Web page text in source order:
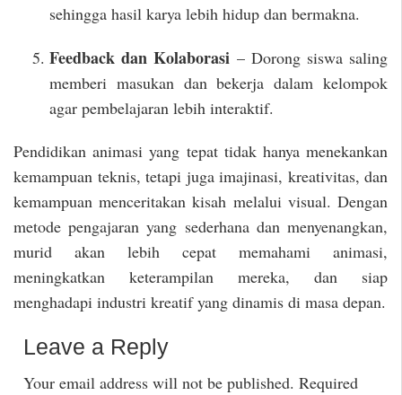
sehingga hasil karya lebih hidup dan bermakna.
Feedback dan Kolaborasi – Dorong siswa saling
memberi masukan dan bekerja dalam kelompok
agar pembelajaran lebih interaktif.
Pendidikan animasi yang tepat tidak hanya menekankan
kemampuan teknis, tetapi juga imajinasi, kreativitas, dan
kemampuan menceritakan kisah melalui visual. Dengan
metode pengajaran yang sederhana dan menyenangkan,
murid akan lebih cepat memahami animasi,
meningkatkan keterampilan mereka, dan siap
menghadapi industri kreatif yang dinamis di masa depan.
Leave a Reply
Your email address will not be published. Required